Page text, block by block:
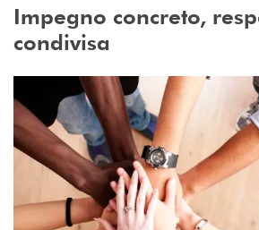
Impegno concreto,
condivisa